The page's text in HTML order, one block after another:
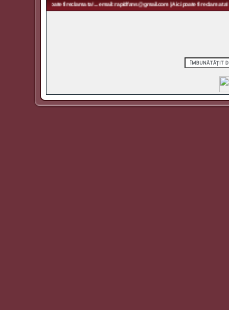
Aici poate fi reclama ta! ... email: rapidfans@gmail.com | Aici poate fi reclama ta! ... email: